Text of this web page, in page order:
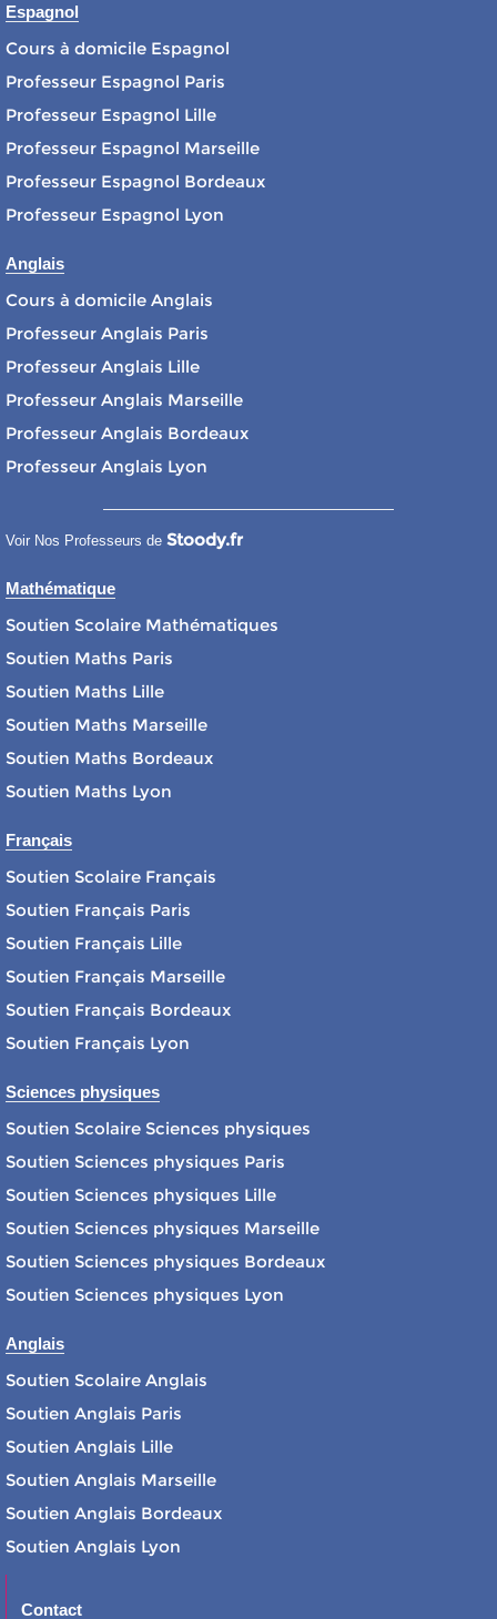
Espagnol
Cours à domicile Espagnol
Professeur Espagnol Paris
Professeur Espagnol Lille
Professeur Espagnol Marseille
Professeur Espagnol Bordeaux
Professeur Espagnol Lyon
Anglais
Cours à domicile Anglais
Professeur Anglais Paris
Professeur Anglais Lille
Professeur Anglais Marseille
Professeur Anglais Bordeaux
Professeur Anglais Lyon
Voir Nos Professeurs de Stoody.fr
Mathématique
Soutien Scolaire Mathématiques
Soutien Maths Paris
Soutien Maths Lille
Soutien Maths Marseille
Soutien Maths Bordeaux
Soutien Maths Lyon
Français
Soutien Scolaire Français
Soutien Français Paris
Soutien Français Lille
Soutien Français Marseille
Soutien Français Bordeaux
Soutien Français Lyon
Sciences physiques
Soutien Scolaire Sciences physiques
Soutien Sciences physiques Paris
Soutien Sciences physiques Lille
Soutien Sciences physiques Marseille
Soutien Sciences physiques Bordeaux
Soutien Sciences physiques Lyon
Anglais
Soutien Scolaire Anglais
Soutien Anglais Paris
Soutien Anglais Lille
Soutien Anglais Marseille
Soutien Anglais Bordeaux
Soutien Anglais Lyon
Contact